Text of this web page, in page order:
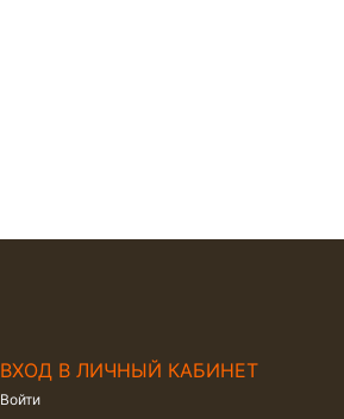
ВХОД В ЛИЧНЫЙ КАБИНЕТ
Войти